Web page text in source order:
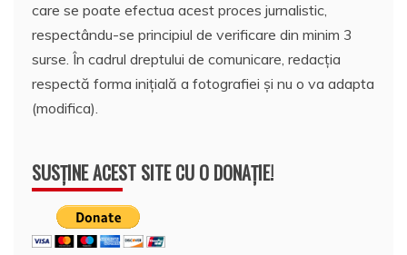
care se poate efectua acest proces jurnalistic,
respectându-se principiul de verificare din minim 3
surse. În cadrul dreptului de comunicare, redacția
respectă forma inițială a fotografiei și nu o va adapta
(modifica).
SUSȚINE ACEST SITE CU O DONAȚIE!